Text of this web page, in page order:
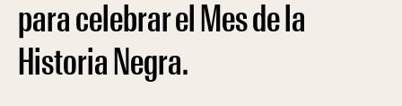
para celebrar el Mes de la
Historia Negra.